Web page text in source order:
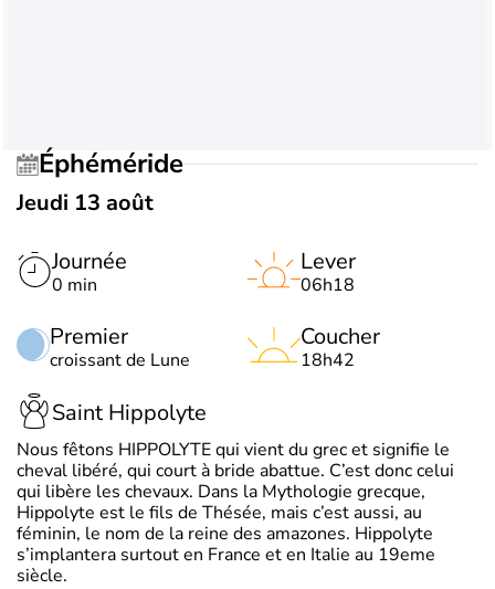
Éphéméride
Jeudi 13 août
Journée
0 min
Premier
croissant de Lune
Lever
06h18
Coucher
18h42
Saint Hippolyte
Nous fêtons HIPPOLYTE qui vient du grec et signifie le
cheval libéré, qui court à bride abattue. C’est donc celui
qui libère les chevaux. Dans la Mythologie grecque,
Hippolyte est le fils de Thésée, mais c’est aussi, au
féminin, le nom de la reine des amazones. Hippolyte
s’implantera surtout en France et en Italie au 19eme
siècle.